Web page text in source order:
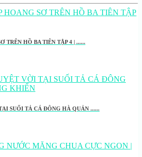
TRÊN HỒ BA TIÊN TẬP 4 | ......
SUỐI TẢ CÁ ĐÔNG HÀ QUẢN ......